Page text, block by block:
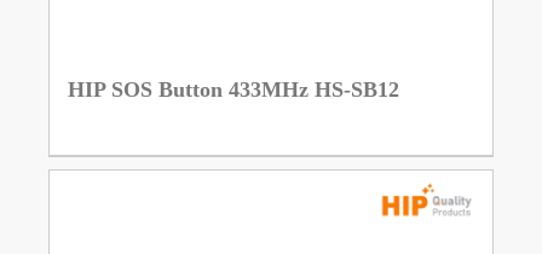
HIP SOS Button 433MHz HS-SB12